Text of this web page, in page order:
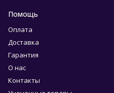
Помощь
Оплата
Доставка
Гарантия
О нас
Контакты